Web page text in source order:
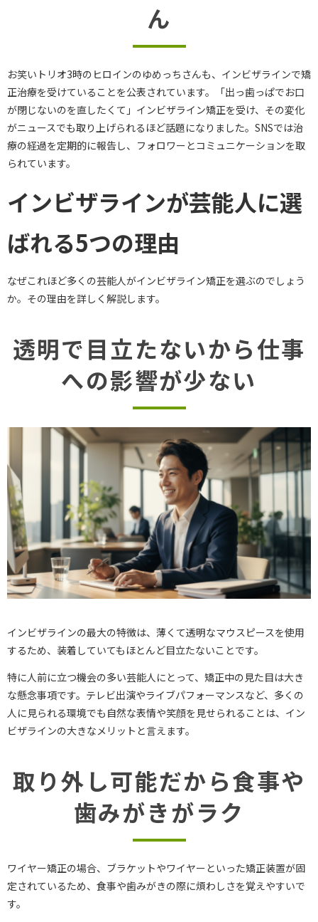
ん
お笑いトリオ3時のヒロインのゆめっちさんも、インビザラインで矯
正治療を受けていることを公表されています。「出っ歯っぱでお口
が閉じないのを直したくて」インビザライン矯正を受け、その変化
がニュースでも取り上げられるほど話題になりました。SNSでは治
療の経過を定期的に報告し、フォロワーとコミュニケーションを取
られています。
インビザラインが芸能人に選
ばれる5つの理由
なぜこれほど多くの芸能人がインビザライン矯正を選ぶのでしょう
か。その理由を詳しく解説します。
透明で目立たないから仕事
への影響が少ない
インビザラインの最大の特徴は、薄くて透明なマウスピースを使用
するため、装着していてもほとんど目立たないことです。
特に人前に立つ機会の多い芸能人にとって、矯正中の見た目は大き
な懸念事項です。テレビ出演やライブパフォーマンスなど、多くの
人に見られる環境でも自然な表情や笑顔を見せられることは、イン
ビザラインの大きなメリットと言えます。
取り外し可能だから食事や
歯みがきがラク
ワイヤー矯正の場合、ブラケットやワイヤーといった矯正装置が固
定されているため、食事や歯みがきの際に煩わしさを覚えやすいで
す。